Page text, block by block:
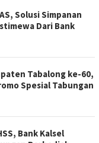
Solusi Simpanan
Dari Bank
Tabalong ke-60,
Spesial Tabungan
Bank Kalsel